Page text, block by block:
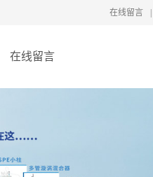
在线留言
在线留言